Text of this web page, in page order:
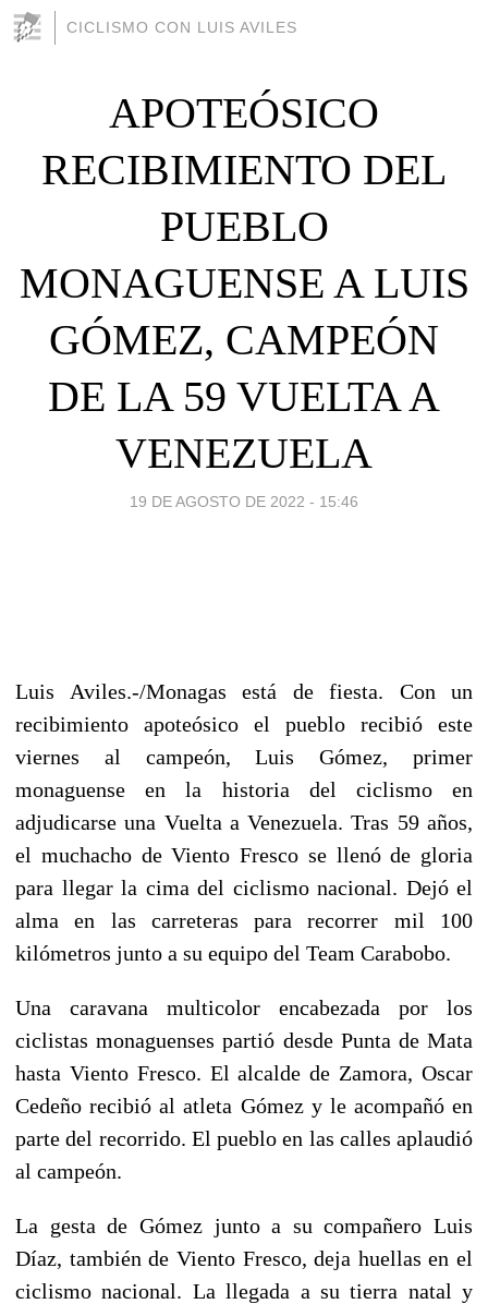
CICLISMO CON LUIS AVILES
APOTEÓSICO
RECIBIMIENTO DEL
PUEBLO
MONAGUENSE A LUIS
GÓMEZ, CAMPEÓN
DE LA 59 VUELTA A
VENEZUELA
19 DE AGOSTO DE 2022 - 15:46
Luis Aviles.-/Monagas está de fiesta. Con un
recibimiento apoteósico el pueblo recibió este
viernes al campeón, Luis Gómez, primer
monaguense en la historia del ciclismo en
adjudicarse una Vuelta a Venezuela. Tras 59 años,
el muchacho de Viento Fresco se llenó de gloria
para llegar la cima del ciclismo nacional. Dejó el
alma en las carreteras para recorrer mil 100
kilómetros junto a su equipo del Team Carabobo.
Una caravana multicolor encabezada por los
ciclistas monaguenses partió desde Punta de Mata
hasta Viento Fresco. El alcalde de Zamora, Oscar
Cedeño recibió al atleta Gómez y le acompañó en
parte del recorrido. El pueblo en las calles aplaudió
al campeón.
La gesta de Gómez junto a su compañero Luis
Díaz, también de Viento Fresco, deja huellas en el
ciclismo nacional. La llegada a su tierra natal y